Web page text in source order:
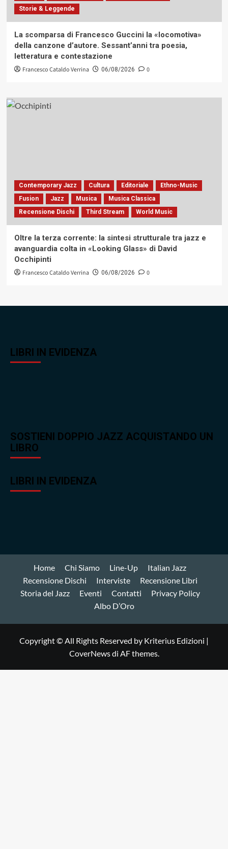
Storie & Leggende
La scomparsa di Francesco Guccini la «locomotiva»
della canzone d’autore. Sessant’anni tra poesia,
letteratura e contestazione
Francesco Cataldo Verrina 06/08/2026 0
Contemporary Jazz Cultura Editoriale
Ethno-Music
Fusion
Jazz Musica
Musica Classica
Recensione Dischi
Third Stream World Music
Oltre la terza corrente: la sintesi strutturale tra jazz e
avanguardia colta in «Looking Glass» di David
Occhipinti
Francesco Cataldo Verrina 06/08/2026 0
LIBRI IN EVIDENZA
SOSTIENI DOPPIO JAZZ ACQUISTANDO UN
LIBRO
LIBRI IN EVIDENZA
Home Chi Siamo Line-Up
Italian Jazz
Recensione Dischi
Interviste
Recensione Libri
Storia del Jazz
Eventi Contatti
Privacy Policy
Albo D’Oro
Copyright © All Rights Reserved by Kriterius Edizioni |
CoverNewsdi AF themes.